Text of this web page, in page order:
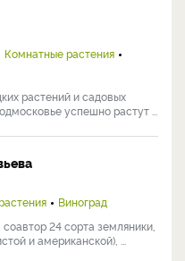
Комнатные растения
растений и садовых
успешно растут ...
Виноград
24 сорта земляники,
и американской), ...